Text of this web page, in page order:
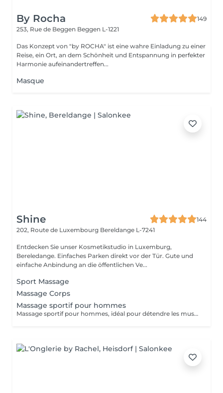
By Rocha
149
253, Rue de Beggen Beggen L-1221
Das Konzept von "by ROCHA" ist eine wahre Einladung zu einer
Reise, ein Ort, an dem Schönheit und Entspannung in perfekter
Harmonie aufeinandertreffen...
Masque
Shine
144
202, Route de Luxembourg Bereldange L-7241
Entdecken Sie unser Kosmetikstudio in Luxemburg,
Bereledange. Einfaches Parken direkt vor der Tür. Gute und
einfache Anbindung an die öffentlichen Ve...
Sport Massage
Massage Corps
Massage sportif pour hommes
Massage sportif pour hommes, idéal pour détendre les muscles, améliorer la récupération et réduire les tensions. Recommandé après le sport, le travail physique ou en cas de fatigue musculaire.